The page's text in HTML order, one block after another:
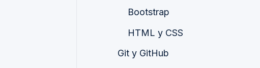
Bootstrap
HTML y CSS
Git y GitHub